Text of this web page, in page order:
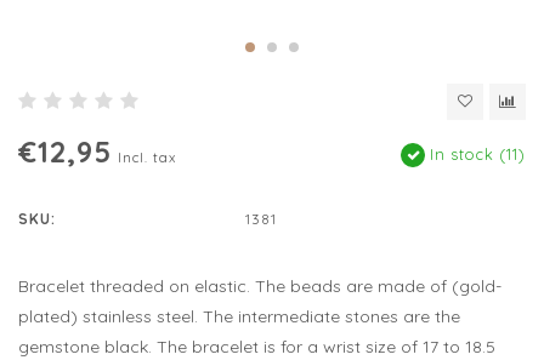
€12,95 Incl. tax In stock (11)
SKU: 1381
Bracelet threaded on elastic. The beads are made of (gold-
plated) stainless steel. The intermediate stones are the
gemstone black. The bracelet is for a wrist size of 17 to 18.5